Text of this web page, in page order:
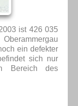
ist 426 035
ein defekter
sich nur
Bereich des